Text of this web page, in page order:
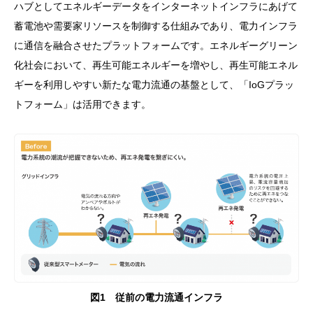
ハブとしてエネルギーデータをインターネットインフラにあげて
蓄電池や需要家リソースを制御する仕組みであり、電力インフラ
に通信を融合させたプラットフォームです。エネルギーグリーン
化社会において、再生可能エネルギーを増やし、再生可能エネル
ギーを利用しやすい新たな電力流通の基盤として、「IoGプラッ
トフォーム」は活用できます。
図1 従前の電力流通インフラ